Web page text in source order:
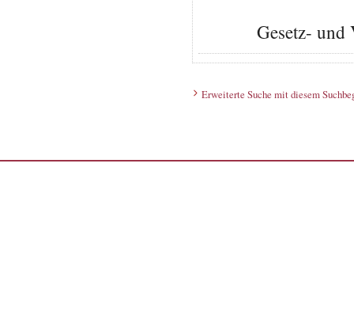
Gesetz-
Erweiterte Suche mit diesem